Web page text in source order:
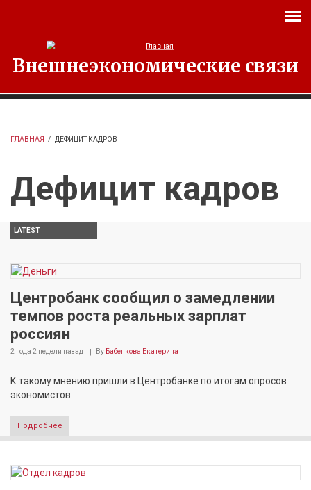
Внешнеэкономические связи
ГЛАВНАЯ / ДЕФИЦИТ КАДРОВ
Дефицит кадров
LATEST
Центробанк сообщил о замедлении
темпов роста реальных зарплат
россиян
2 года 2 недели назад By Бабенкова Екатерина
К такому мнению пришли в Центробанке по итогам опросов
экономистов.
Подробнее